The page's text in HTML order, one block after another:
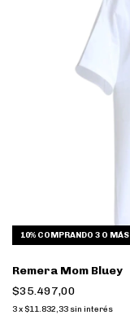
10% COMPRANDO 3 O MÁS
Remera Mom Bluey
$35.497,00
3x $11.832,33 sin interés